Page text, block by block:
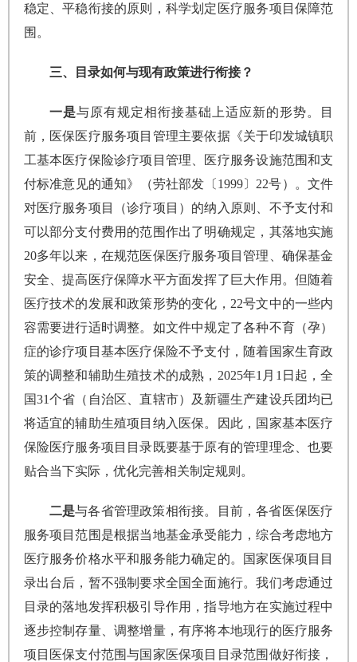
稳定、平稳衔接的原则，科学划定医疗服务项目保障范
围。
三、目录如何与现有政策进行衔接？
一是与原有规定相衔接基础上适应新的形势。目
前，医保医疗服务项目管理主要依据《关于印发城镇职
工基本医疗保险诊疗项目管理、医疗服务设施范围和支
付标准意见的通知》（劳社部发〔1999〕22号）。文件
对医疗服务项目（诊疗项目）的纳入原则、不予支付和
可以部分支付费用的范围作出了明确规定，其落地实施
20多年以来，在规范医保医疗服务项目管理、确保基金
安全、提高医疗保障水平方面发挥了巨大作用。但随着
医疗技术的发展和政策形势的变化，22号文中的一些内
容需要进行适时调整。如文件中规定了各种不育（孕）
症的诊疗项目基本医疗保险不予支付，随着国家生育政
策的调整和辅助生殖技术的成熟，2025年1月1日起，全
国31个省（自治区、直辖市）及新疆生产建设兵团均已
将适宜的辅助生殖项目纳入医保。因此，国家基本医疗
保险医疗服务项目目录既要基于原有的管理理念、也要
贴合当下实际，优化完善相关制定规则。
二是与各省管理政策相衔接。目前，各省医保医疗
服务项目范围是根据当地基金承受能力，综合考虑地方
医疗服务价格水平和服务能力确定的。国家医保项目目
录出台后，暂不强制要求全国全面施行。我们考虑通过
目录的落地发挥积极引导作用，指导地方在实施过程中
逐步控制存量、调整增量，有序将本地现行的医疗服务
项目医保支付范围与国家医保项目目录范围做好衔接，